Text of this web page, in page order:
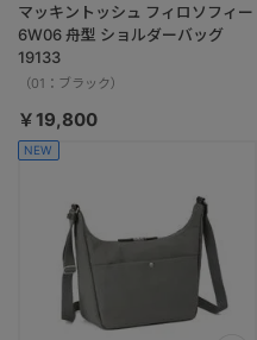
マッキントッシュ フィロソフィー
6W06 舟型 ショルダーバッグ
19133
（01：ブラック）
￥19,800
NEW